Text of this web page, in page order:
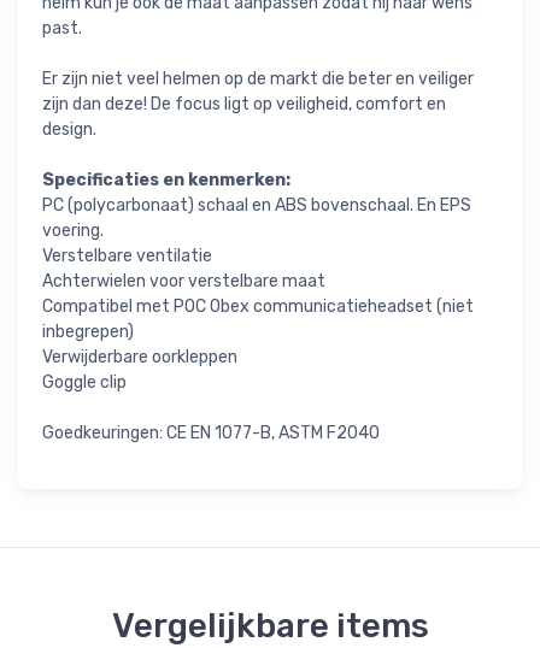
past.
Er zijn niet veel helmen op de markt die beter en veiliger
zijn dan deze! De focus ligt op veiligheid, comfort en
design.
Specificaties en kenmerken:
PC (polycarbonaat) schaal en ABS bovenschaal. En EPS
voering.
Verstelbare ventilatie
Achterwielen voor verstelbare maat
Compatibel met POC Obex communicatieheadset (niet
inbegrepen)
Verwijderbare oorkleppen
Goggle clip
Goedkeuringen: CE EN 1077-B, ASTM F2040
Vergelijkbare items